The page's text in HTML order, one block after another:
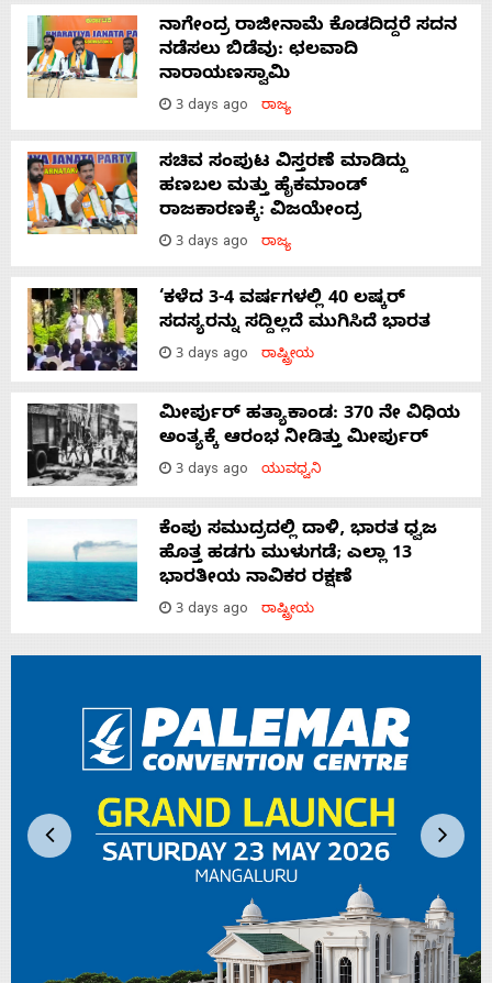
ನಾಗೇಂದ್ರ ರಾಜೀನಾಮೆ ಕೊಡದಿದ್ದರೆ ಸದನ
ನಡೆಸಲು ಬಿಡೆವು: ಛಲವಾದಿ
ನಾರಾಯಣಸ್ವಾಮಿ
3 days ago ರಾಜ್ಯ
ಸಚಿವ ಸಂಪುಟ ವಿಸ್ತರಣೆ ಮಾಡಿದ್ದು
ಹಣಬಲ ಮತ್ತು ಹೈಕಮಾಂಡ್
ರಾಜಕಾರಣಕ್ಕೆ: ವಿಜಯೇಂದ್ರ
3 days ago ರಾಜ್ಯ
‘ಕಳೆದ 3-4 ವರ್ಷಗಳಲ್ಲಿ 40 ಲಷ್ಕರ್
ಸದಸ್ಯರನ್ನು ಸದ್ದಿಲ್ಲದೆ ಮುಗಿಸಿದೆ ಭಾರತ
3 days ago ರಾಷ್ಟ್ರೀಯ
ಮೀರ್ಪುರ್ ಹತ್ಯಾಕಾಂಡ: 370 ನೇ ವಿಧಿಯ
ಅಂತ್ಯಕ್ಕೆ ಆರಂಭ ನೀಡಿತ್ತು ಮೀರ್ಪುರ್
3 days ago ಯುವಧ್ವನಿ
ಕೆಂಪು ಸಮುದ್ರದಲ್ಲಿ ದಾಳಿ, ಭಾರತ ಧ್ವಜ
ಹೊತ್ತ ಹಡಗು ಮುಳುಗಡೆ; ಎಲ್ಲಾ 13
ಭಾರತೀಯ ನಾವಿಕರ ರಕ್ಷಣೆ
3 days ago ರಾಷ್ಟ್ರೀಯ